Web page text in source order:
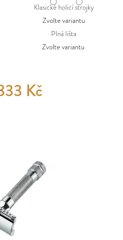
Klasické holicí strojky
Zvolte variantu
Plná lišta
Zvolte variantu
Kč